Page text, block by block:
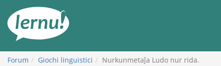
all’indice
Forum Giochi linguistici Nurkunmetaĵa Ludo nur rida.